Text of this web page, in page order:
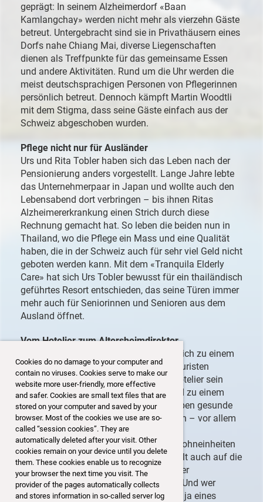
Cookies do no damage to your computer and
contain no viruses. Cookies serve to make our
website more user-friendly, more effective
and safer. Cookies are small text files that are
stored on your computer and saved by your
browser. Most of the cookies we use are so-
called “session cookies”. They are
automatically deleted after your visit. Other
cookies remain on your device until you delete
them. These cookies enable us to recognize
your browser the next time you visit. The
provider of the pages automatically collects
and stores information in so-called server log
geprägt: In seinem Alzheimerdorf «Baan
Kamlangchay» werden nicht mehr als vierzehn Gäste
betreut. Untergebracht sind sie in Privathäusern eines
Dorfs nahe Chiang Mai, diverse Liegenschaften
dienen als Treffpunkte für das gemeinsame Essen
und andere Aktivitäten. Rund um die Uhr werden die
meist deutschsprachigen Personen von Pflegerinnen
persönlich betreut. Dennoch kämpft Martin Woodtli
mit dem Stigma, dass seine Gäste einfach aus der
Schweiz abgeschoben wurden.
Pflege nicht nur für Ausländer
Urs und Rita Tobler haben sich das Leben nach der
Pensionierung anders vorgestellt. Lange Jahre lebte
das Unternehmerpaar in Japan und wollte auch den
Lebensabend dort verbringen – bis ihnen Ritas
Alzheimererkrankung einen Strich durch diese
Rechnung gemacht hat. So leben die beiden nun in
Thailand, wo die Pflege ein Mass und eine Qualität
haben, die in der Schweiz auch für sehr viel Geld nicht
geboten werden kann. Mit dem «Tranquila Elderly
Care» hat sich Urs Tobler bewusst für ein thailändisch
geführtes Resort entschieden, das seine Türen immer
mehr auch für Seniorinnen und Senioren aus dem
Ausland öffnet.
Vom Hotelier zum Altersheimdirektor
Die Covid-Krise bewegte Matthias Froelich zu einem
drastischen Schritt: Als immer mehr Touristen
wegblieben, baute der eingefleischte Hotelier sein
Wellnessresort «Ban Sabai» kurzerhand zu einem
Altersresort um. Das Besondere: hier leben gesunde
und kranke Menschen unter einem Dach – vor allem
Paare mit einem gesunden und einem
pflegebedürftigen Teil, die in eigenen Wohneinheiten
untergebracht sind. Das Altersresort zielt auch auf die
vielen in Chiang Mai lebenden Schweizer
Auswanderinnen und Auswanderer ab. Und wer
weiss, meint Froelich, «vielleicht bin ich ja eines